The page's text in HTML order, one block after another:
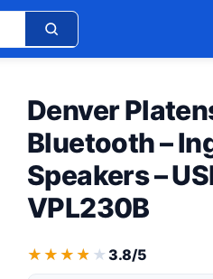
Denver
Bluetooth –
Speakers –
VPL230B
★★★★★
★★★★★ 3.8/5